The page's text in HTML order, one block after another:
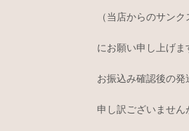
店からのサンクスメール
願い申し上げます
込み確認後の発送準備
訳ございませんが、振込